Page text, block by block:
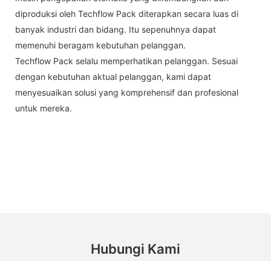
diproduksi oleh Techflow Pack diterapkan secara luas di
banyak industri dan bidang. Itu sepenuhnya dapat
memenuhi beragam kebutuhan pelanggan.
Techflow Pack selalu memperhatikan pelanggan. Sesuai
dengan kebutuhan aktual pelanggan, kami dapat
menyesuaikan solusi yang komprehensif dan profesional
untuk mereka.
Hubungi Kami